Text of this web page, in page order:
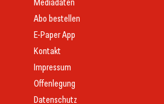
Abo bestellen
E-Paper App
Kontakt
Impressum
Offenlegung
Datenschutz